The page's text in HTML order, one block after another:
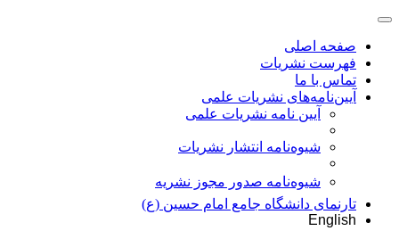
صفحه اصلی
فهرست نشریات
تماس با ما
آیین‌نامه‌های نشریات علمی
آیین نامه نشریات علمی
شیوه‌نامه انتشار نشریات
شیوهنامه صدور مجوز نشریه
تارنمای دانشگاه جامع امام حسین (ع)
English